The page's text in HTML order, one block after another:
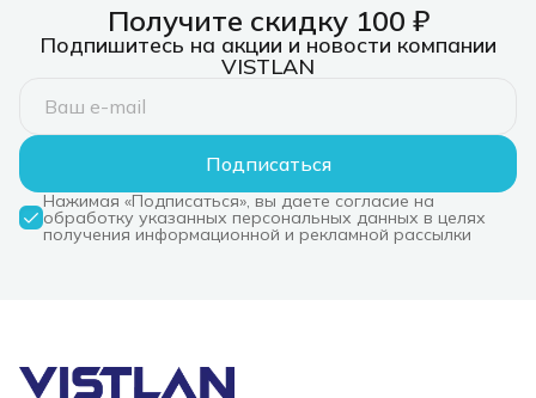
Получите скидку 100 ₽
Подпишитесь на акции и новости компании
VISTLAN
Подписаться
Нажимая «Подписаться», вы даете согласие на
обработку указанных персональных данных в целях
получения информационной и рекламной рассылки